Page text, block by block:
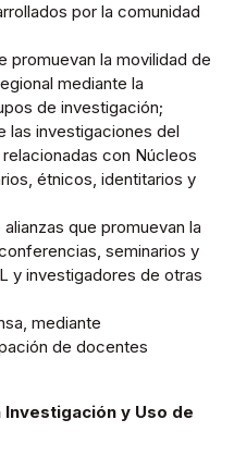
por la comunidad
promuevan la movilidad de
mediante la
de investigación;
las investigaciones del
con Núcleos
étnicos, identitarios y
que promuevan la
seminarios y
y investigadores de otras
mediante
de docentes
Investigación y Uso de